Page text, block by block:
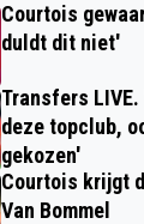
Courtois
duldt dit niet'
Transfers
deze topclub,
gekozen'
Courtois krijgt
Van Bommel